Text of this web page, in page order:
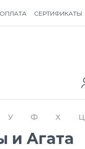
СЕРТИФИКАТЫ
У Ф Х Ц
и Агата